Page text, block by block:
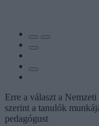
Erre a választ a
szerint a tanulók
pedagógust